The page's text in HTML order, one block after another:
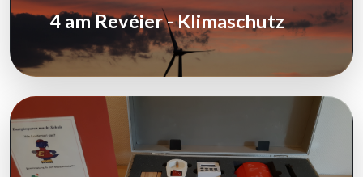
4 am Revéier - Klimaschutz